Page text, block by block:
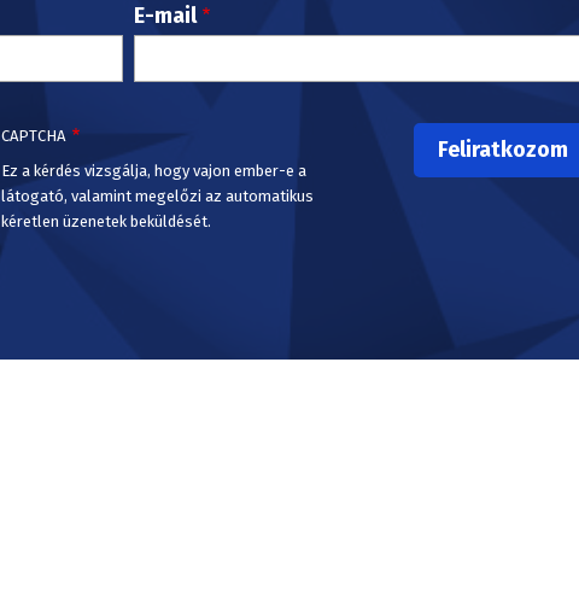
E-mail
CAPTCHA
Ez a kérdés vizsgálja, hogy vajon ember-e a
látogató, valamint megelőzi az automatikus
kéretlen üzenetek beküldését.